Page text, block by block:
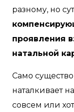
разному, но
проявления
натальной
Само
наталкивает
совсем или